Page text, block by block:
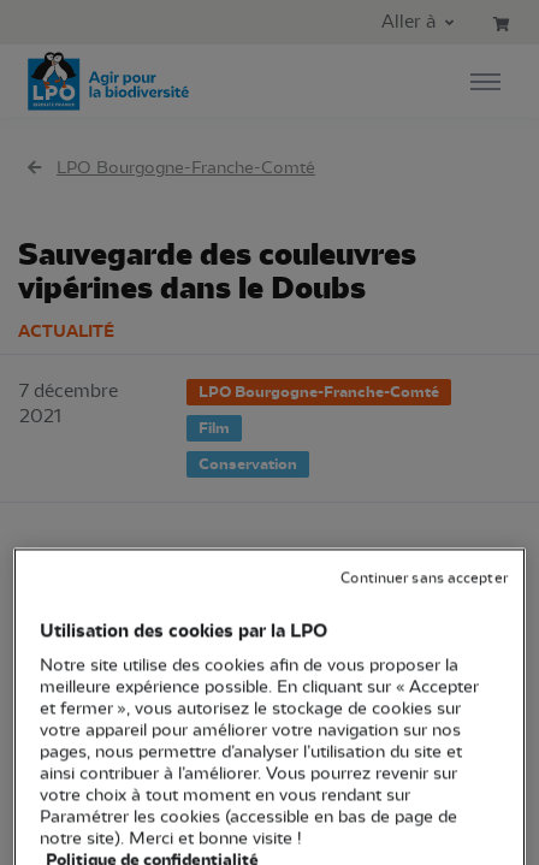
Aller au menu principal
Aller à
LPO Bourgogne-Franche-Comté
Sauvegarde des couleuvres
vipérines dans le Doubs
ACTUALITÉ
7 décembre
2021
LPO Bourgogne-Franche-Comté
Film
Conservation
A l’occasion des travaux de restauration des berges
Doubs, le Muséum de la Citadelle de Besançon et
la LPO Bourgogne-Franche-Comté ont
accompagné l’établissement public en charge du
réseau fluvial pour la sauvegarde des couleuvres
vipérines.
Utilisation des cookies par la LPO
Notre site utilise des cookies afin de vous proposer la
meilleure expérience possible. En cliquant sur « Accepter
et fermer », vous autorisez le stockage de cookies sur
votre appareil pour améliorer votre navigation sur nos
pages, nous permettre d’analyser l’utilisation du site et
ainsi contribuer à l’améliorer. Vous pourrez revenir sur
votre choix à tout moment en vous rendant sur
Paramétrer les cookies (accessible en bas de page de
notre site). Merci et bonne visite !
Politique de confidentialité
Continuer sans accepter